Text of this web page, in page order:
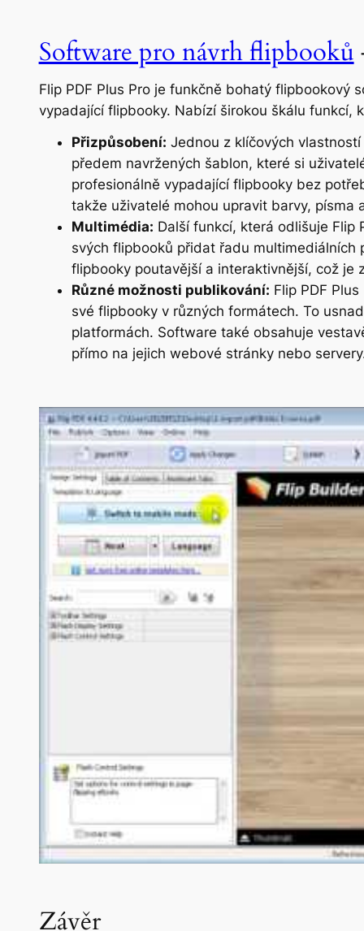
Software pro návrh flipbooků
Flip PDF Plus Pro je funkčně bohatý
vypadající flipbooky. Nabízí širokou škálu funkcí,
Přizpůsobení: Jednou z klíčových
předem navržených šablon, které si
profesionálně vypadající flipbooky bez
takže uživatelé mohou upravit barvy,
Multimédia: Další funkcí, která odlišuje Flip
svých flipbooků přidat řadu multimediálních
flipbooky poutavější a interaktivnější, což je
Různé možnosti publikování: Flip PDF
své flipbooky v různých formátech. To
platformách. Software také obsahuje
přímo na jejich webové stránky nebo
Závěr